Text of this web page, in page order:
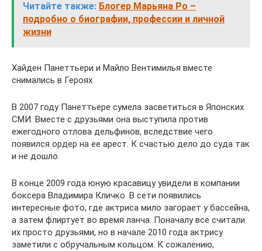
Читайте также: Блогер Марьяна Ро –
подробно о биографии, профессии и личной
жизни
Хайден Панеттьери и Майло Вентимилья вместе
снимались в Героях
В 2007 году Панеттьере сумела засветиться в Японских
СМИ. Вместе с друзьями она выступила против
ежегодного отлова дельфинов, вследствие чего
появился ордер на ее арест. К счастью дело до суда так
и не дошло.
В конце 2009 года юную красавицу увидели в компании
боксера Владимира Кличко. В сети появились
интересные фото, где актриса мило загорает у бассейна,
а затем флиртует во время ланча. Поначалу все считали
их просто друзьями, но в начале 2010 года актрису
заметили с обручальным кольцом. К сожалению,